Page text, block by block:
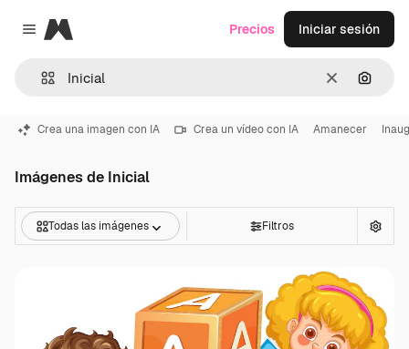
Close menu
Magnific
Borrar
Precios Iniciar sesión
Crea una imagen con IA Crea un vídeo con IA Amanecer
Imágenes de Inicial
Todas las imágenes Filtros